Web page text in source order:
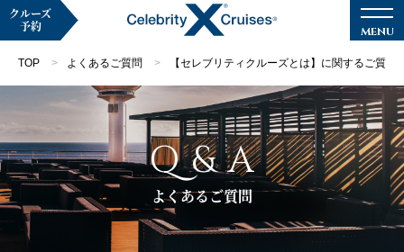
マイページ メルマガ登録
クルーズ検索
クルーズ
予約
TOP よくあるご質問 【セレブリティクルーズとは】に関するご質問
Q & A
よくあるご質問